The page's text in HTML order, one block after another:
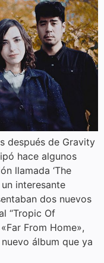
después de Gravity
hace algunos
llamada ‘The
interesante
dos nuevos
“Tropic Of
From Home»,
álbum que ya